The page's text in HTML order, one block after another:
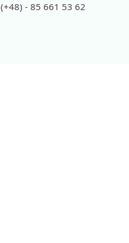
(+48) - 85 661 53 62